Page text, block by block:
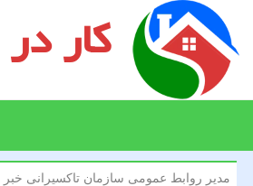
کار
مدیر روابط عمومی سازمان تاكسیرانی خبر